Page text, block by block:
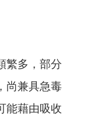
繁多，部分
尚兼具急毒
能藉由吸收